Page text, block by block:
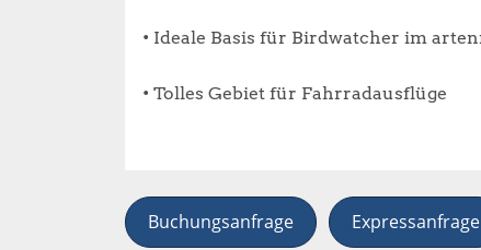
• Ideale Basis für Birdwatcher im
• Tolles Gebiet für Fahrradausflüge
Buchungsanfrage Expressanfrage